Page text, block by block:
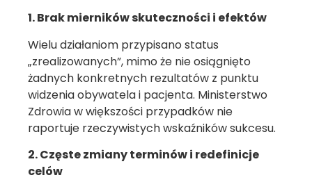
1. Brak mierników skuteczności i efektów
Wielu działaniom przypisano status
„zrealizowanych”, mimo że nie osiągnięto
żadnych konkretnych rezultatów z punktu
widzenia obywatela i pacjenta. Ministerstwo
Zdrowia w większości przypadków nie
raportuje rzeczywistych wskaźników sukcesu.
2. Częste zmiany terminów i redefinicje
celów